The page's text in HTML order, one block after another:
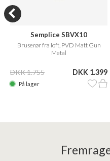
Semplice SBVX10
Bruserør fra loft, PVD Matt Gun
Metal
DKK 1.755 DKK 1.399
På lager